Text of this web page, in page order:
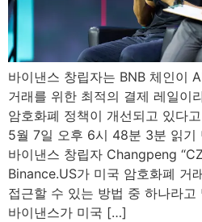
바이낸스 창립자는 BNB 체인이
거래를 위한 최적의 결제 레일이
암호화폐 정책이 개선되고 있다
5월 7일 오후 6시 48분 3분 읽
바이낸스 창립자 Changpeng
Binance.US가 미국 암호화폐 거
접근할 수 있는 방법 중 하나라고
바이낸스가 미국 […]